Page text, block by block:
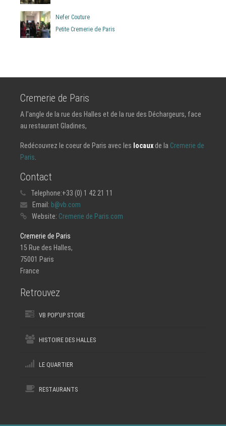
Nefer Couture
Petite Cremerie de Paris
Cremerie de Paris
A l'angle de la rue des Halles et de la rue des Déchargeurs, face
au restaurant Gladines,
Redécouvrez le coeur de Paris avec les locaux de la Cremerie de
Paris
Contact
Telephone:+33 (0) 1 42 21 11
Email: b@vb.com
Website: Cremerie de Paris.com
Cremerie de Paris
15 Rue des Halles,
75001 Paris
France
Retrouvez
VB POP'UP STORE
HISTOIRE DES HALLES
LE QUARTIER
RESTAURANTS